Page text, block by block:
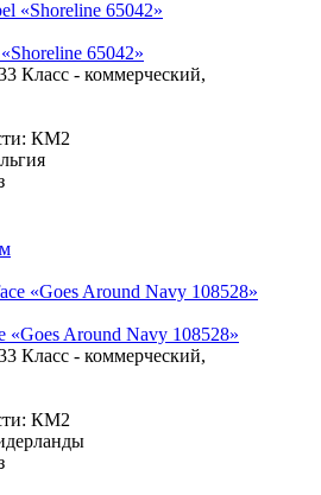
65042»
Класс - коммерческий,
КМ2
«Goes Around Navy 108528»
Класс - коммерческий,
КМ2